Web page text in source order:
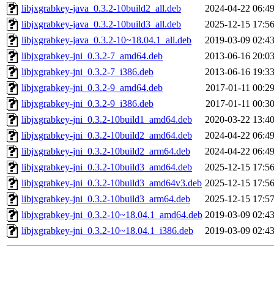
libjxgrabkey-java_0.3.2-10build2_all.deb
2024-04-22 06:49
libjxgrabkey-java_0.3.2-10build3_all.deb
2025-12-15 17:56
libjxgrabkey-java_0.3.2-10~18.04.1_all.deb
2019-03-09 02:43
libjxgrabkey-jni_0.3.2-7_amd64.deb
2013-06-16 20:03
libjxgrabkey-jni_0.3.2-7_i386.deb
2013-06-16 19:33
libjxgrabkey-jni_0.3.2-9_amd64.deb
2017-01-11 00:29
libjxgrabkey-jni_0.3.2-9_i386.deb
2017-01-11 00:30
libjxgrabkey-jni_0.3.2-10build1_amd64.deb
2020-03-22 13:40
libjxgrabkey-jni_0.3.2-10build2_amd64.deb
2024-04-22 06:49
libjxgrabkey-jni_0.3.2-10build2_arm64.deb
2024-04-22 06:49
libjxgrabkey-jni_0.3.2-10build3_amd64.deb
2025-12-15 17:56
libjxgrabkey-jni_0.3.2-10build3_amd64v3.deb 2025-12-15 17:56
libjxgrabkey-jni_0.3.2-10build3_arm64.deb
2025-12-15 17:57
libjxgrabkey-jni_0.3.2-10~18.04.1_amd64.deb 2019-03-09 02:43
libjxgrabkey-jni_0.3.2-10~18.04.1_i386.deb
2019-03-09 02:43